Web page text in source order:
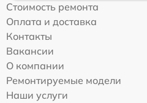
Стоимость ремонта
Оплата и доставка
Контакты
Вакансии
О компании
Ремонтируемые модели
Наши услуги